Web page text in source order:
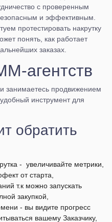
с проверенным
и эффективным.
протестировать накрутку
понять, как работает
заказах.
агентств
занимаетесь продвижением
инструмент для
обратить
- увеличивайте метрики,
от старта,
т.к можно запускать
закупкой,
- вы видите прогресс
вашему Заказчику,